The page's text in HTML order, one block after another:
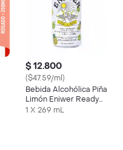
$ 12.800
($47.59/ml)
Bebida Alcohólica Piña
Limón Eniwer Ready
To Drink 269 Ml
1 X 269 mL